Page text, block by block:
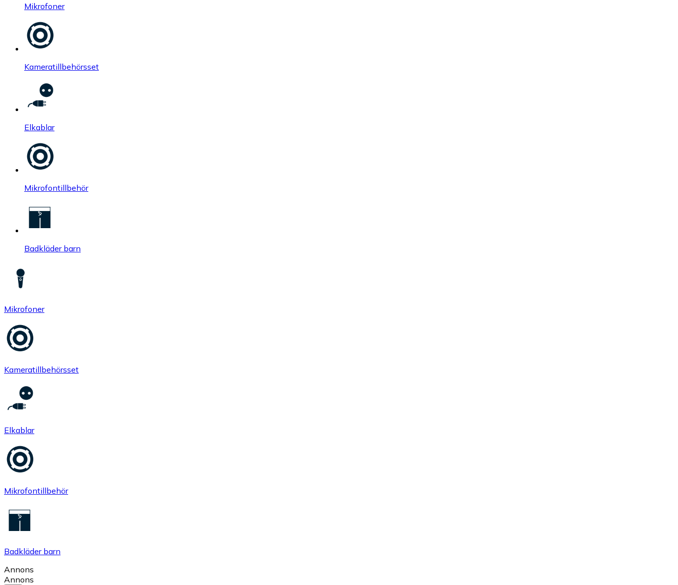
Mikrofoner
Kameratillbehörsset
Elkablar
Mikrofontillbehör
Badkläder barn
Mikrofoner
Kameratillbehörsset
Elkablar
Mikrofontillbehör
Badkläder barn
Annons
Annons